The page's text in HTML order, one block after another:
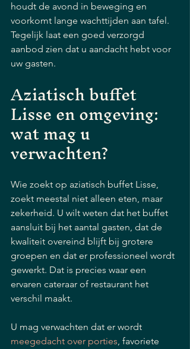
houdt de avond in beweging en
voorkomt lange wachttijden aan tafel.
Tegelijk laat een goed verzorgd
aanbod zien dat u aandacht hebt voor
uw gasten.
Aziatisch buffet
Lisse en omgeving:
wat mag u
verwachten?
Wie zoekt op aziatisch buffet Lisse,
zoekt meestal niet alleen eten, maar
zekerheid. U wilt weten dat het buffet
aansluit bij het aantal gasten, dat de
kwaliteit overeind blijft bij grotere
groepen en dat er professioneel wordt
gewerkt. Dat is precies waar een
ervaren cateraar of restaurant het
verschil maakt.
U mag verwachten dat er wordt
meegedacht over porties, favoriete